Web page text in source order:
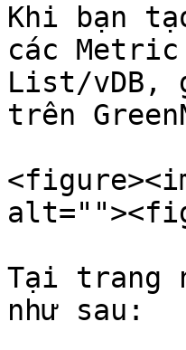
Khi bạn
các
List/vDB,
trên
Tại trang
như sau: